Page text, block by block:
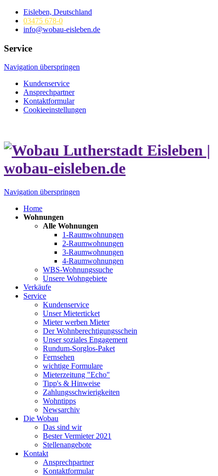
Eisleben, Deutschland
03475 678-0
info@wobau-eisleben.de
Service
Navigation überspringen
Kundenservice
Ansprechpartner
Kontaktformular
Cookieeinstellungen
Navigation überspringen
Home
Wohnungen
Alle Wohnungen
1-Raumwohnungen
2-Raumwohnungen
3-Raumwohnungen
4-Raumwohnungen
WBS-Wohnungssuche
Unsere Wohngebiete
Verkäufe
Service
Kundenservice
Unser Mieterticket
Mieter werben Mieter
Der Wohnberechtigungsschein
Unser soziales Engagement
Rundum-Sorglos-Paket
Fernsehen
wichtige Formulare
Mieterzeitung "Echo"
Tipp's & Hinweise
Zahlungsschwierigkeiten
Wohntipps
Newsarchiv
Die Wobau
Das sind wir
Bester Vermieter 2021
Stellenangebote
Kontakt
Ansprechpartner
Kontaktformular